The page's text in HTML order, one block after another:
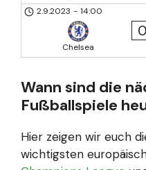
2.9.2023 - 14:00
Chelsea
0
Wann sind die
Fußballspiele
Hier zeigen wir euch
wichtigsten